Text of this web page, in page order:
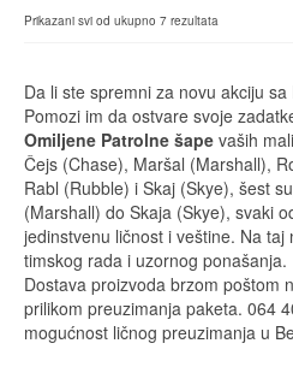
Prikazani svi od ukupno 7 rezultata
Da li ste spremni za novu akciju sa
Pomozi im da ostvare svoje
Omiljene Patrolne šape vaših
Čejs (Chase), Maršal (Marshall),
Rabl (Rubble) i Skaj (Skye), šest
(Marshall) do Skaja (Skye), svaki
jedinstvenu ličnost i veštine. Na
timskog rada i uzornog ponašanja.
Dostava proizvoda brzom poštom
prilikom preuzimanja paketa. 064
mogućnost ličnog preuzimanja u